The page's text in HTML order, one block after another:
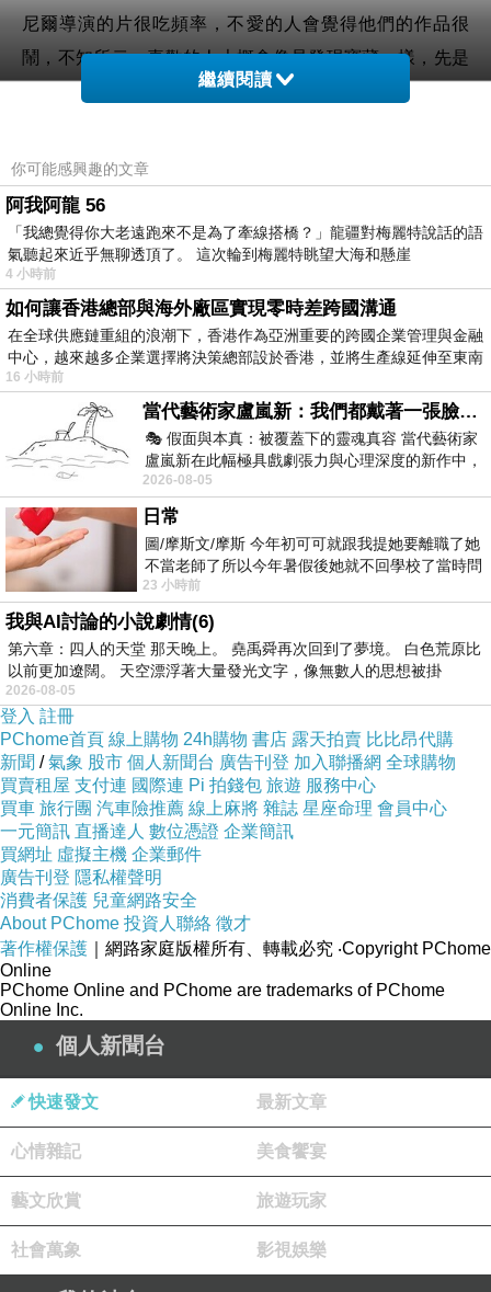
尼爾導演的片很吃頻率，不愛的人會覺得他們的作品很
鬧，不知所云。喜歡的人大概會像是發現寶藏一樣，先是
被逗得開心，接著被逼出眼淚。
《屍控奇幻旅程》是人格分裂電影、偷窺狂電影、戀屍電
影、深櫃電影，也是成長電影，什麼角度切入閱讀都適
用。漢克一開始有沒有流落荒島並不重要，重要的是在沒
有遇見曼尼之前，他覺得自己就像身處在荒島上，不被理
解與接受，但在遇見曼尼後，他才開始想像可能的「未
來」。
（底下有關鍵劇情，請斟酌閱讀）
片中，曼尼的響屁、口水、各種神奇的萬用工具設定，代
表的是漢克不敢在人前展示的一面（受制於群體社會對於
「正常」的想像而壓抑自我），覺得自己應該要符合他人
期待，才有生存的資格。
電影結局，漢克不但在人前放屁，還讓放著響屁的曼尼乘
風破浪離去，說明漢克不再需要曼尼（幻想朋友）來幫助
他面對世界，能夠接受（展示）真實/醜陋/不完美的自己。
由此來看，曼尼即漢克，死去的曼尼在漢克的想像中活了
過來，一如心死的漢克，在這趟幻想旅程中，找到活下去
（接受自我）的動力。
香功堂粉絲團專頁，請來按讚加入吧！
https://www.facebook.com/woomovies
上一篇：台北電影節《岸上風雲》：拳手受難記
下一篇： 金馬影展《從今以後》：沒有法律保障就不是家人的家人？
繼續閱讀
你可能感興趣的文章
阿我阿龍 56
「我總覺得你大老遠跑來不是為了牽線搭橋？」龍疆對梅麗特說話的語
氣聽起來近乎無聊透頂了。 這次輪到梅麗特眺望大海和懸崖
4 小時前
如何讓香港總部與海外廠區實現零時差跨國溝通
在全球供應鏈重組的浪潮下，香港作為亞洲重要的跨國企業管理與金融
中心，越來越多企業選擇將決策總部設於香港，並將生產線延伸至東南
16 小時前
當代藝術家盧嵐新：我們都戴著一張臉，可真正的自己，總藏在那些被塗抹、被覆蓋的痕跡裡
🎭 假面與本真：被覆蓋下的靈魂真容 當代藝術家
盧嵐新在此幅極具戲劇張力與心理深度的新作中，
運用質感豐富的紙材肌理、墨痕與大膽的
2026-08-05
日常
圖/摩斯文/摩斯 今年初可可就跟我提她要離職了她
不當老師了所以今年暑假後她就不回學校了當時問
她不是很喜歡幼幼班的小朋友嗎捨得不
23 小時前
我與AI討論的小說劇情(6)
第六章：四人的天堂 那天晚上。 堯禹舜再次回到了夢境。 白色荒原比
以前更加遼闊。 天空漂浮著大量發光文字，像無數人的思想被掛
2026-08-05
登入 註冊
PChome首頁 線上購物 24h購物 書店 露天拍賣 比比昂代購
新聞 /氣象 股市 個人新聞台 廣告刊登 加入聯播網 全球購物
買賣租屋 支付連 國際連 Pi 拍錢包 旅遊 服務中心
買車 旅行團 汽車險推薦 線上麻將 雜誌 星座命理 會員中心
一元簡訊 直播達人 數位憑證 企業簡訊
買網址 虛擬主機 企業郵件
廣告刊登 隱私權聲明
消費者保護 兒童網路安全
About PChome 投資人聯絡 徵才
著作權保護 ｜網路家庭版權所有、轉載必究 ‧Copyright PChome
Online
PChome Online and PChome are trademarks of PChome
Online Inc.
個人新聞台
快速發文 最新文章
心情雜記 美食饗宴
藝文欣賞 旅遊玩家
社會萬象 影視娛樂